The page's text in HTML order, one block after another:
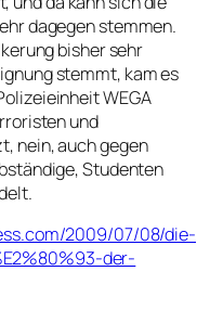
dagegen stemmen.
bisher sehr
stemmt, kam es
WEGA
und
nein, auch gegen
Studenten
2009/07/08/die-
der-